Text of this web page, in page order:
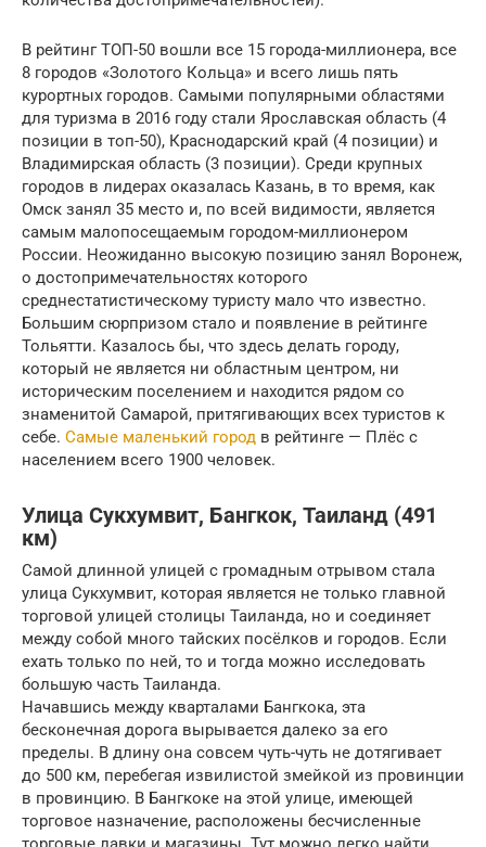
В рейтинг ТОП-50 вошли все 15 города-миллионера, все
8 городов «Золотого Кольца» и всего лишь пять
курортных городов. Самыми популярными областями
для туризма в 2016 году стали Ярославская область (4
позиции в топ-50), Краснодарский край (4 позиции) и
Владимирская область (3 позиции). Среди крупных
городов в лидерах оказалась Казань, в то время, как
Омск занял 35 место и, по всей видимости, является
самым малопосещаемым городом-миллионером
России. Неожиданно высокую позицию занял Воронеж,
о достопримечательностях которого
среднестатистическому туристу мало что известно.
Большим сюрпризом стало и появление в рейтинге
Тольятти. Казалось бы, что здесь делать городу,
который не является ни областным центром, ни
историческим поселением и находится рядом со
знаменитой Самарой, притягивающих всех туристов к
себе. Самые маленький город в рейтинге — Плёс с
населением всего 1900 человек.
Улица Сукхумвит, Бангкок, Таиланд (491
км)
Самой длинной улицей с громадным отрывом стала
улица Сукхумвит, которая является не только главной
торговой улицей столицы Таиланда, но и соединяет
между собой много тайских посёлков и городов. Если
ехать только по ней, то и тогда можно исследовать
большую часть Таиланда.
Начавшись между кварталами Бангкока, эта
бесконечная дорога вырывается далеко за его
пределы. В длину она совсем чуть-чуть не дотягивает
до 500 км, перебегая извилистой змейкой из провинции
в провинцию. В Бангкоке на этой улице, имеющей
торговое назначение, расположены бесчисленные